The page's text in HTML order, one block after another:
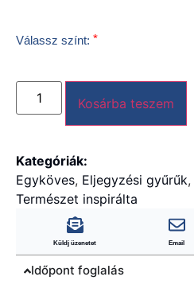
Válassz színt: *
Kosárba teszem
Kategóriák:
Egyköves, Eljegyzési gyűrűk,
Természet inspirálta
Küldj üzenetet Email
Időpont foglalás